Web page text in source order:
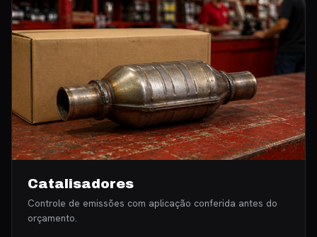
Catalisadores
Controle de emissões com aplicação conferida antes do
orçamento.